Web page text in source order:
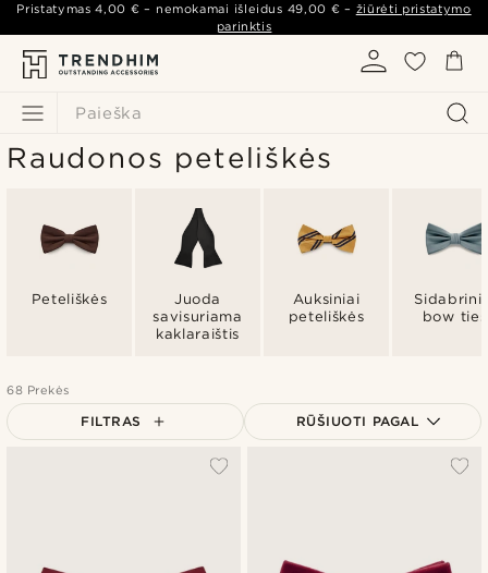
Paieška
Pristatymas4,00 € – nemokamai išleidus 49,00 € – žiūrėti pristatymo
parinktis
Raudonos peteliškės
Peteliškės
Juoda
savisuriama
kaklaraištis
Auksiniai
peteliškės
bow ties
68 Prekės
FILTRAS RŪŠIUOTI PAGAL
Brangiausia